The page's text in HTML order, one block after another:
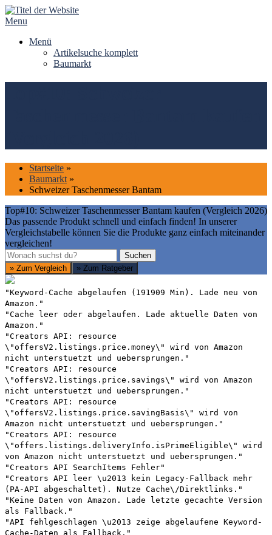
Skip
to
Menu
Menü
Artikelsuche komplett
Baumarkt
Startseite »
Baumarkt »
Schweizer Taschenmesser Bantam
Top#10: Schweizer Taschenmesser Bantam kaufen (Vergleich 2026)
Das passende Produkt schnell und einfach finden! In unserer
Vergleichstabelle können Sie die Produkte ganz einfach miteinander
vergleichen!
Suchen
Suchen
» Zum Vergleich
» Zum Ratgeber
"Keyword-Cache abgelaufen (191909 Min). Lade neu von
Amazon."
"Cache leer oder abgelaufen. Lade aktuelle Daten von
Amazon."
"Creators API: resource
\"offersV2.listings.price.money\" wird von Amazon
nicht unterstuetzt und uebersprungen."
"Creators API: resource
\"offersV2.listings.price.savings\" wird von Amazon
nicht unterstuetzt und uebersprungen."
"Creators API: resource
\"offersV2.listings.price.savingBasis\" wird von
Amazon nicht unterstuetzt und uebersprungen."
"Creators API: resource
\"offers.listings.deliveryInfo.isPrimeEligible\" wird
von Amazon nicht unterstuetzt und uebersprungen."
"Creators API SearchItems Fehler"
"Creators API leer \u2013 kein Legacy-Fallback mehr
(PA-API abgeschaltet). Nutze Cache\/Direktlinks."
"Keine Daten von Amazon. Lade letzte gecachte Version
als Fallback."
"API fehlgeschlagen \u2013 zeige abgelaufene Keyword-
Cache-Daten als Fallback."